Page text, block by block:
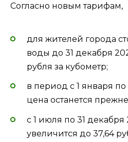
Согласно новым тарифам,
для жителей города
воды до 31 декабря
рубля за кубометр;
в период с 1 января
цена останется
с 1 июля по 31 декабря
увеличится до 37,64